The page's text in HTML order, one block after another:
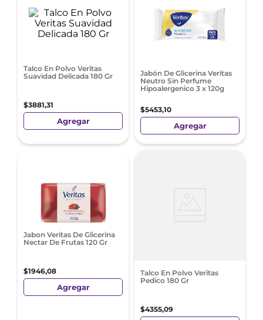
Talco En Polvo Veritas
Suavidad Delicada 180 Gr
$3881,31
Agregar
Jabón De Glicerina Veritas
Neutro Sin Perfume
Hipoalergenico 3 x 120g
$5453,10
Agregar
Jabon Veritas De Glicerina
Nectar De Frutas 120 Gr
$1946,08
Agregar
Talco En Polvo Veritas
Pedico 180 Gr
$4355,09